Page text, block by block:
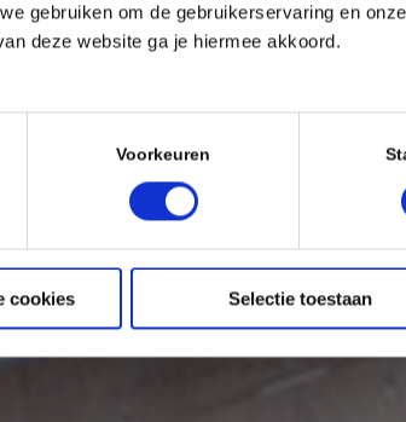
gebruiken om de gebruikerservaring en
deze website ga je hiermee akkoord.
Voorkeuren
cookies Selectie toestaan